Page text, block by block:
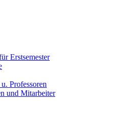
Erstsemester
Professoren
und Mitarbeiter